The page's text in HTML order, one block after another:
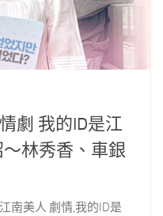
劇 我的ID是江
林秀香、車銀
南美人 劇情,我的ID是